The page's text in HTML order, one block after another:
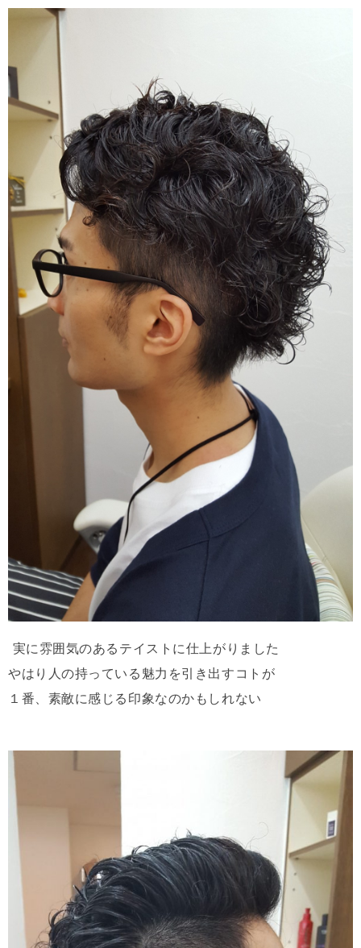
実に雰囲気のあるテイストに仕上がりました
やはり人の持っている魅力を引き出すコトが
１番、素敵に感じる印象なのかもしれない